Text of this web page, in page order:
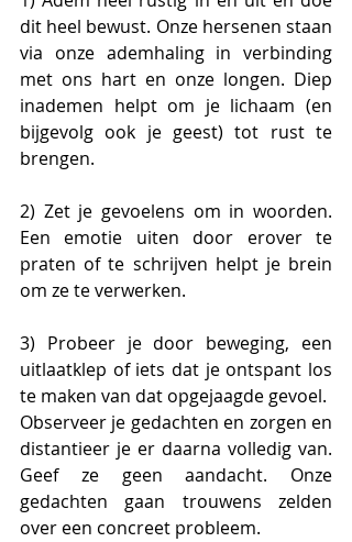
dit heel bewust. Onze hersenen staan
via onze ademhaling in verbinding
met ons hart en onze longen. Diep
inademen helpt om je lichaam (en
bijgevolg ook je geest) tot rust te
brengen.
2) Zet je gevoelens om in woorden.
Een emotie uiten door erover te
praten of te schrijven helpt je brein
om ze te verwerken.
3) Probeer je door beweging, een
uitlaatklep of iets dat je ontspant los
te maken van dat opgejaagde gevoel.
Observeer je gedachten en zorgen en
distantieer je er daarna volledig van.
Geef ze geen aandacht. Onze
gedachten gaan trouwens zelden
over een concreet probleem.